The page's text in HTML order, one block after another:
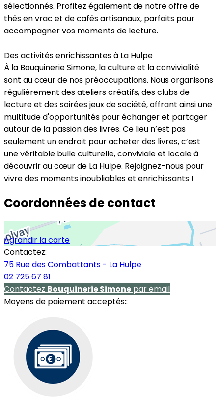
sélectionnés. Profitez également de notre offre de
thés en vrac et de cafés artisanaux, parfaits pour
accompagner vos moments de lecture.
Des activités enrichissantes à La Hulpe
À la Bouquinerie Simone, la culture et la convivialité
sont au cœur de nos préoccupations. Nous organisons
régulièrement des ateliers créatifs, des clubs de
lecture et des soirées jeux de société, offrant ainsi une
multitude d'opportunités pour échanger et partager
autour de la passion des livres. Ce lieu n’est pas
seulement un endroit pour acheter des livres, c’est
une véritable bulle culturelle, conviviale et locale à
découvrir au cœur de La Hulpe. Rejoignez-nous pour
vivre des moments inoubliables et enrichissants !
Coordonnées de contact
Agrandir la carte
Contactez:
75 Rue des Combattants - La Hulpe
02 725 67 81
Contactez Bouquinerie Simone par email
Moyens de paiement acceptés::